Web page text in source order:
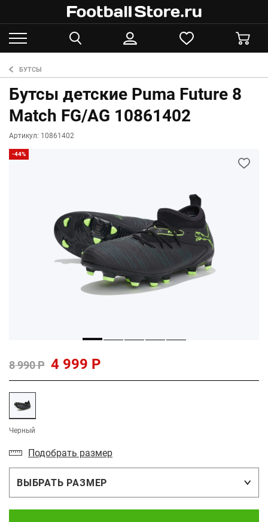
БУТСЫ
Бутсы детские Puma Future 8
Match FG/AG 10861402
Артикул: 10861402
-44%
8 990 Р 4 999 Р
Черный
Подобрать размер
ВЫБРАТЬ РАЗМЕР